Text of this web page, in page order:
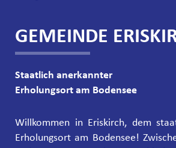
GEMEINDE
Staatlich anerkannter
Erholungsort am Bodensee
Willkommen in Eriskirch, dem
Erholungsort am Bodensee!